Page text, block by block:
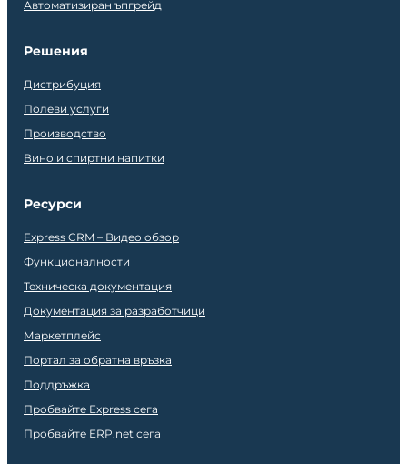
Автоматизиран ъпгрейд
Решения
Дистрибуция
Полеви услуги
Производство
Вино и спиртни напитки
Ресурси
Express CRM – Видео обзор
Функционалности
Техническа документация
Документация за разработчици
Маркетплейс
Портал за обратна връзка
Поддръжка
Пробвайте Express сега
Пробвайте ERP.net сега